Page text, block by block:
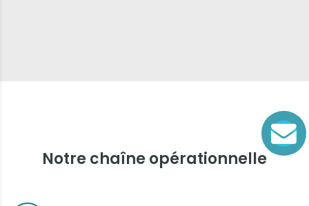
Notre chaîne opérationnelle